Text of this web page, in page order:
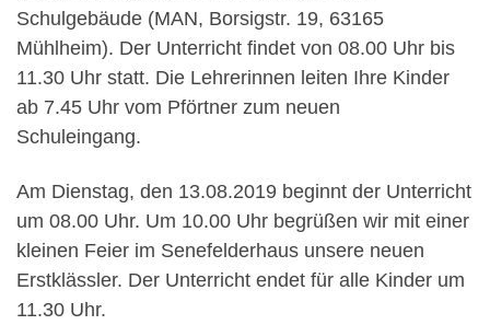
Schulgebäude (MAN, Borsigstr. 19, 63165
Mühlheim). Der Unterricht findet von 08.00 Uhr bis
11.30 Uhr statt. Die Lehrerinnen leiten Ihre Kinder
ab 7.45 Uhr vom Pförtner zum neuen
Schuleingang.
Am Dienstag, den 13.08.2019 beginnt der Unterricht
um 08.00 Uhr. Um 10.00 Uhr begrüßen wir mit einer
kleinen Feier im Senefelderhaus unsere neuen
Erstklässler. Der Unterricht endet für alle Kinder um
11.30 Uhr.